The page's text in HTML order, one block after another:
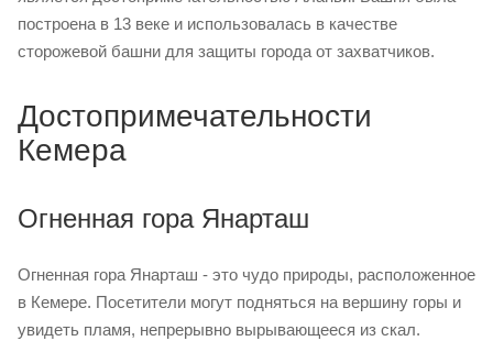
построена в 13 веке и использовалась в качестве
сторожевой башни для защиты города от захватчиков.
Достопримечательности
Кемера
Огненная гора Янарташ
Огненная гора Янарташ - это чудо природы, расположенное
в Кемере. Посетители могут подняться на вершину горы и
увидеть пламя, непрерывно вырывающееся из скал.